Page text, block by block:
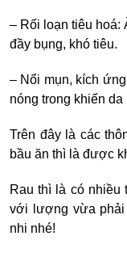
– Rối loạn tiêu hoá:
đầy bụng, khó tiêu.
– Nổi mụn, kích
nóng trong khiến
Trên đây là các
bầu ăn thì là được
Rau thì là có nhiều
với lượng vừa phải
nhi nhé!